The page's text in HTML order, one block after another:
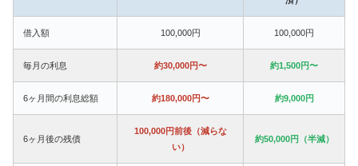
借入額 100,000円 100,000円
毎月の利息 約30,000円〜 約1,500円〜
6ヶ月間の利息総額 約180,000円〜 約9,000円
6ヶ月後の残債
100,000円前後（減らな
い）
約50,000円（半減）